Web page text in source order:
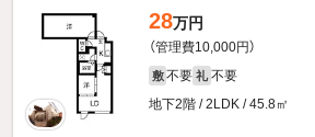
28万円
（管理費10,000円）
敷 不要 礼 不要
地下2階 / 2LDK / 45.8㎡